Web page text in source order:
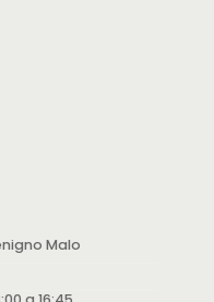
Malo